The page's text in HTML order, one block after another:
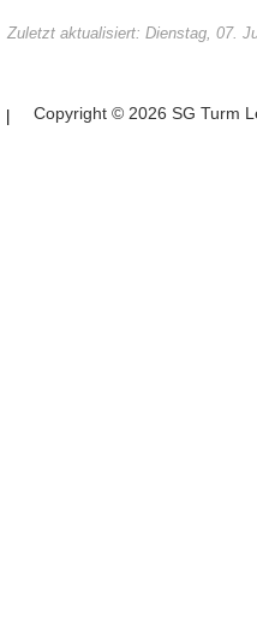
Zuletzt aktualisiert: Dienstag, 07.
Copyright © 2026 SG Turm